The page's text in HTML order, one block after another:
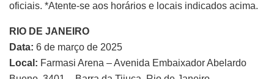
oficiais. *Atente-se aos horários e locais indicados acima.
RIO DE JANEIRO
Data: 6 de março de 2025
Local: Farmasi Arena – Avenida Embaixador Abelardo